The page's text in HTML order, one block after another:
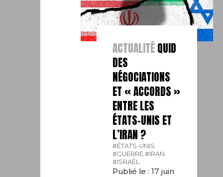
ACTUALITÉQUID
DES
NÉGOCIATIONS
ET « ACCORDS »
ENTRE LES
ÉTATS-UNIS ET
L’IRAN ?
#ÉTATS-UNIS.
#GUERRE.#IRAN.
#ISRAËL.
Publié le : 17 juin